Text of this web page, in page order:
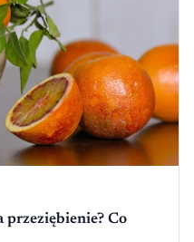
przeziębienie? Co